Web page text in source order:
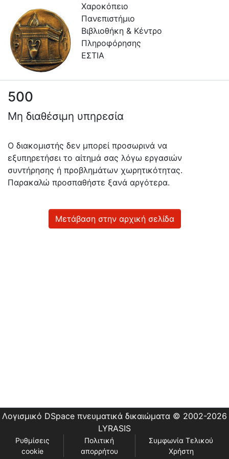
Χαροκόπειο
Πανεπιστήμιο
Βιβλιοθήκη & Κέντρο
Πληροφόρησης
ΕΣΤΙΑ
Πληροφορίες
Επικοινωνία
Υπηρεσίες
Αυτοαπόθεσης
Ανοιχτά
Δεδομένα
500
Μη διαθέσιμη υπηρεσία
Ο διακομιστής δεν μπορεί προσωρινά να
εξυπηρετήσει το αίτημά σας λόγω εργασιών
συντήρησης ή προβλημάτων χωρητικότητας.
Παρακαλώ προσπαθήστε ξανά αργότερα.
Μετάβαση στην αρχική σελίδα
Λογισμικό DSpace πνευματικά δικαιώματα © 2002-2026
LYRASIS
Ρυθμίσεις
cookie
Πολιτική
απορρήτου
Συμφωνία Τελικού
Χρήστη